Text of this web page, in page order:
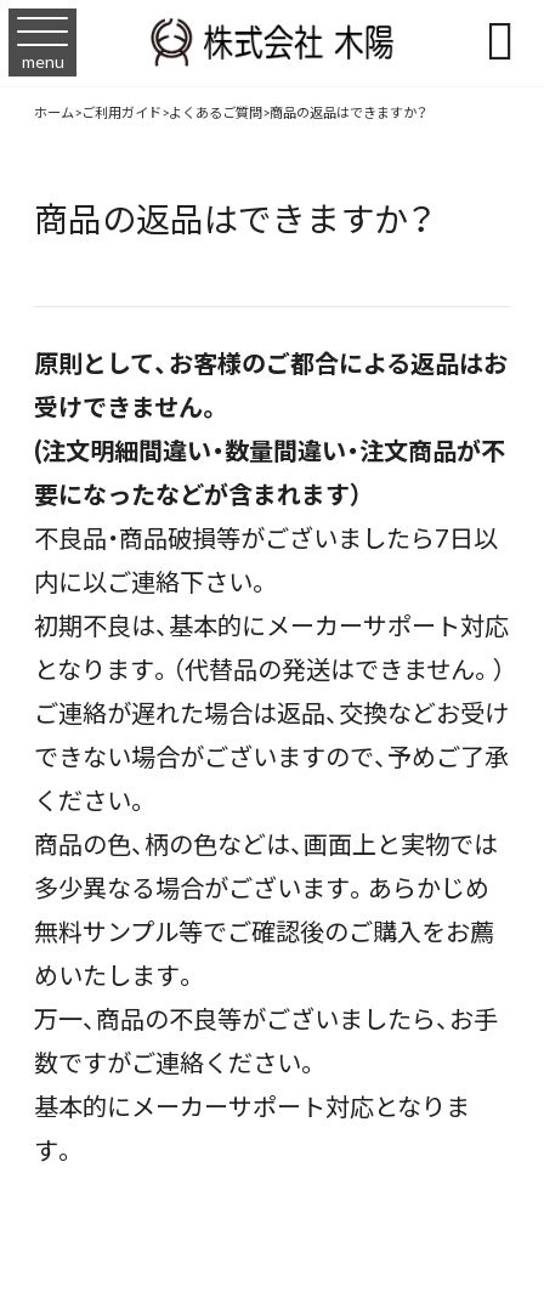
menu 
ホーム>ご利用ガイド>よくあるご質問>商品の返品はできますか？
商品の返品はできますか？
原則として、お客様のご都合による返品はお
受けできません。
(注文明細間違い・数量間違い・注文商品が不
要になったなどが含まれます）
不良品・商品破損等がございましたら7日以
内に以ご連絡下さい。
初期不良は、基本的にメーカーサポート対応
となります。（代替品の発送はできません。）
ご連絡が遅れた場合は返品、交換などお受け
できない場合がございますので、予めご了承
ください。
商品の色、柄の色などは、画面上と実物では
多少異なる場合がございます。あらかじめ
無料サンプル等でご確認後のご購入をお薦
めいたします。
万一、商品の不良等がございましたら、お手
数ですがご連絡ください。
基本的にメーカーサポート対応となりま
す。